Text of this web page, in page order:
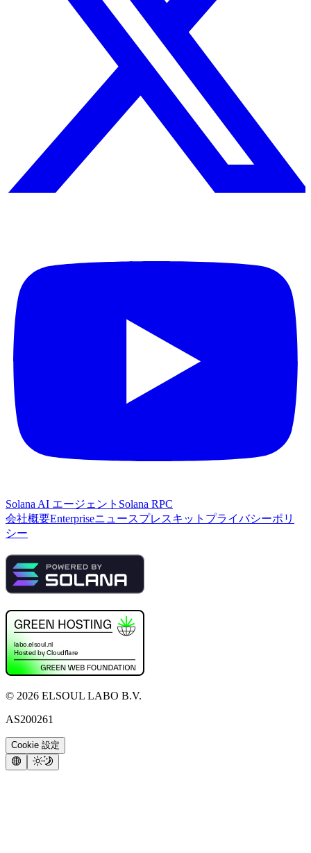
Solana AI エージェント Solana RPC
会社概要Enterpriseニュースプレスキット プライバシーポリ
シー
© 2026 ELSOUL LABO B.V.
AS200261
Cookie 設定